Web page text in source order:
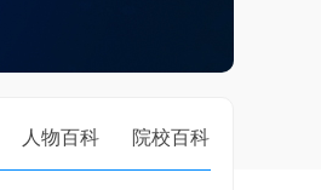
人物百科 院校百科